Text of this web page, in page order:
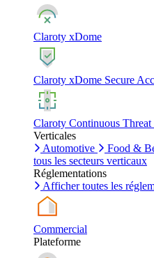
Claroty xDome
Claroty xDome Secure
Claroty Continuous
Verticales
Automotive
Food &
tous les secteurs verticaux
Réglementations
Afficher toutes les
Commercial
Plateforme